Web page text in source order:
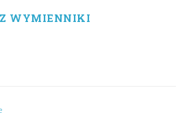
WYMIENNIKI